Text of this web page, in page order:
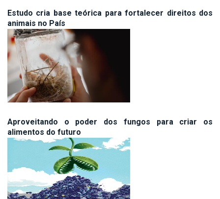
Estudo cria base teórica para fortalecer direitos dos
animais no País
Aproveitando o poder dos fungos para criar os
alimentos do futuro